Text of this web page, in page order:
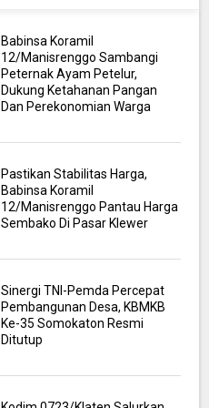
Babinsa Koramil
12/Manisrenggo Sambangi
Peternak Ayam Petelur,
Dukung Ketahanan Pangan
Dan Perekonomian Warga
Pastikan Stabilitas Harga,
Babinsa Koramil
12/Manisrenggo Pantau Harga
Sembako Di Pasar Klewer
Sinergi TNI-Pemda Percepat
Pembangunan Desa, KBMKB
Ke-35 Somokaton Resmi
Ditutup